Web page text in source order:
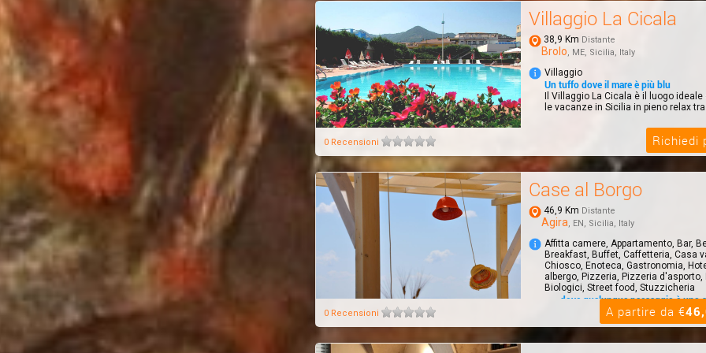
Villaggio La Cicala
38,9 Km Distante
Brolo, ME, Sicilia, Italy
Villaggio
Un tuffo dove il mare è più blu
Il Villaggio La Cicala è il luogo ideale
le vacanze in Sicilia in pieno relax tra
0 Recensioni Richiedi
Case al Borgo
46,9 Km Distante
Agira, EN, Sicilia, Italy
Affitta camere, Appartamento, Bar,
Breakfast, Buffet, Caffetteria, Casa
Chiosco, Enoteca, Gastronomia,
albergo, Pizzeria, Pizzeria d'asporto,
Biologici, Street food, Stuzzicheria
.....dove qualunque paesaggio è uno
CASE AL BORGO, offre sistemazioni
RELAIS, con formula HOTEL o B&B.
0 Recensioni A partire da €